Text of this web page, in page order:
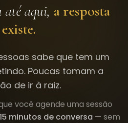
até aqui, a resposta
existe.
sabe que tem um
Poucas tomam a
de ir à raiz.
você agende uma sessão
15 minutos de conversa — sem